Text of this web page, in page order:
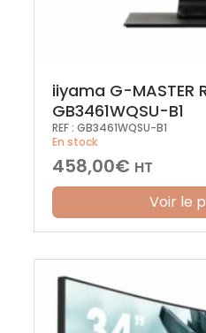
iiyama G-MASTER
GB3461WQSU-B1
REF : GB3461WQSU-B1
En stock
458,00€ HT
Voir le